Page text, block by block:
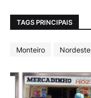
TAGS PRINCIPAIS
Monteiro Nordeste